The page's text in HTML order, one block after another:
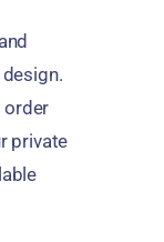
.
order
private